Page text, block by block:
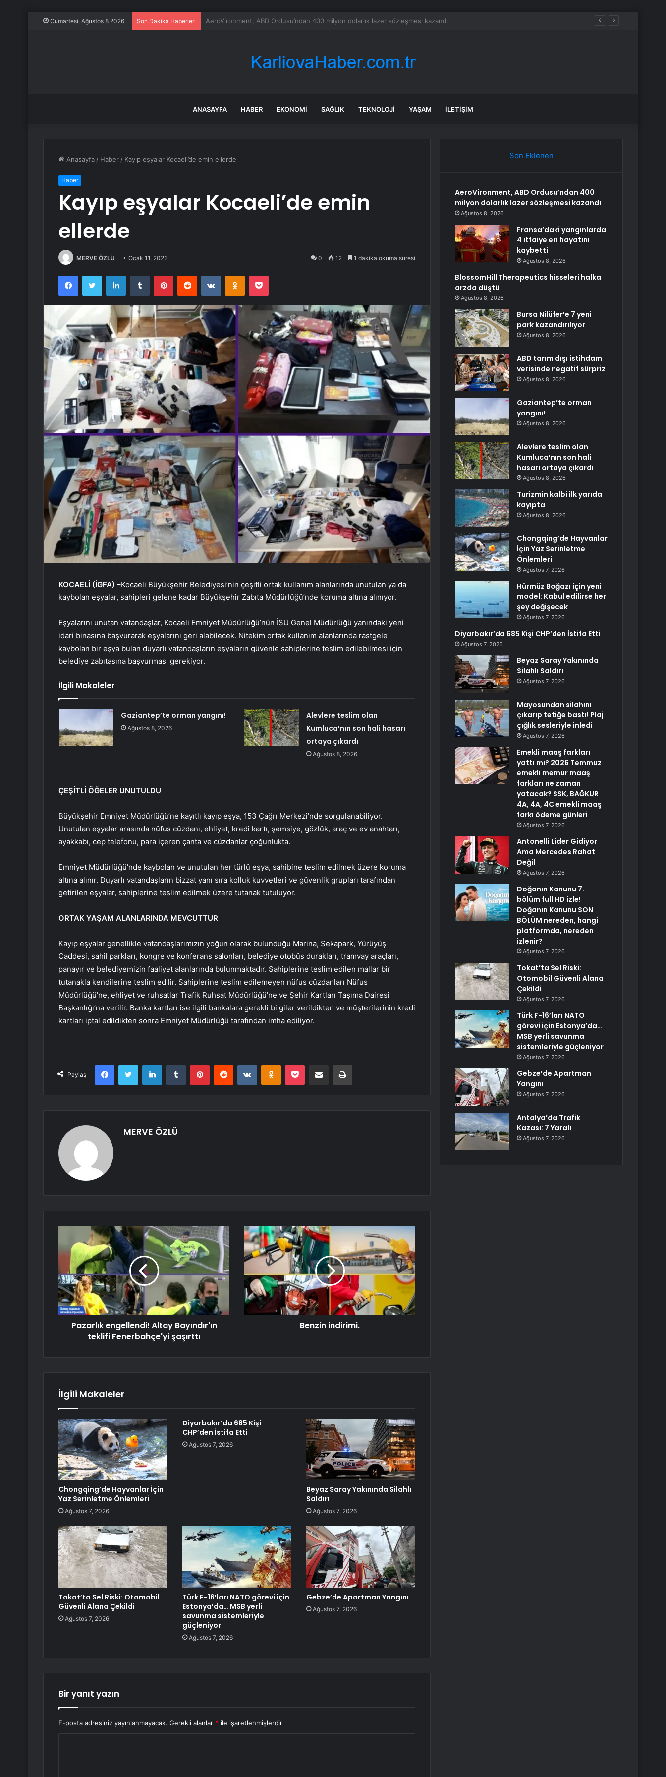
Cumartesi, Ağustos 8 2026 Son Dakika Haberleri Fransa’daki yangınlarda 4 itfaiye eri hayatını kaybetti
ANASAYFA HABER EKONOMI SAĞLIK TEKNOLOJI YAŞAM İLETIŞIM
Anasayfa / Haber / Kayıp eşyalar Kocaeli’de emin ellerde
Haber
Kayıp eşyalar Kocaeli’de emin
ellerde
MERVE ÖZLÜ Ocak 11, 2023 0 12 1 dakika okuma süresi
FacebookTwitter LinkedInTumblr PinterestReddit VKontakteOdnoklassniki
Pocket
KOCAELİ (İGFA) –Kocaeli Büyükşehir Belediyesi’nin çeşitli ortak kullanım alanlarında unutulan ya da
kaybolan eşyalar, sahipleri gelene kadar Büyükşehir Zabıta Müdürlüğü’nde koruma altına alınıyor.
Eşyalarını unutan vatandaşlar, Kocaeli Emniyet Müdürlüğü’nün İSU Genel Müdürlüğü yanındaki yeni
idari binasına başvurarak eşyalarını geri alabilecek. Nitekim ortak kullanım alanlarında rastgele
kaybolan bir eşya bulan duyarlı vatandaşların eşyaların güvenle sahiplerine teslim edilebilmesi için
belediye zabıtasına başvurması gerekiyor.
İlgili Makaleler
Gaziantep’te orman yangını!
Ağustos 8, 2026
Alevlere teslim olan
Kumluca’nın son hali hasarı
ortaya çıkardı
Ağustos 8, 2026
ÇEŞİTLİ ÖĞELER UNUTULDU
Büyükşehir Emniyet Müdürlüğü’ne kayıtlı kayıp eşya, 153 Çağrı Merkezi’nde sorgulanabiliyor.
Unutulan eşyalar arasında nüfus cüzdanı, ehliyet, kredi kartı, şemsiye, gözlük, araç ve ev anahtarı,
ayakkabı, cep telefonu, para içeren çanta ve cüzdanlar çoğunlukta.
Emniyet Müdürlüğü’nde kaybolan ve unutulan her türlü eşya, sahibine teslim edilmek üzere koruma
altına alınır. Duyarlı vatandaşların bizzat yanı sıra kolluk kuvvetleri ve güvenlik grupları tarafından
getirilen eşyalar, sahiplerine teslim edilmek üzere tutanak tutuluyor.
ORTAK YAŞAM ALANLARINDA MEVCUTTUR
Kayıp eşyalar genellikle vatandaşlarımızın yoğun olarak bulunduğu Marina, Sekapark, Yürüyüş
Caddesi, sahil parkları, kongre ve konferans salonları, belediye otobüs durakları, tramvay araçları,
panayır ve belediyemizin faaliyet alanlarında bulunmaktadır. Sahiplerine teslim edilen mallar bir
tutanakla kendilerine teslim edilir. Sahiplerine teslim edilemeyen nüfus cüzdanları Nüfus
Müdürlüğü’ne, ehliyet ve ruhsatlar Trafik Ruhsat Müdürlüğü’ne ve Şehir Kartları Taşıma Dairesi
Başkanlığı’na verilir. Banka kartları ise ilgili bankalara gerekli bilgiler verildikten ve müşterilerinin kredi
kartları iptal edildikten sonra Emniyet Müdürlüğü tarafından imha ediliyor.
Paylaş
FacebookTwitter LinkedInTumblr PinterestReddit VKontakteOdnoklassniki
Pocket E-Posta ile paylaş Yazdır
MERVE ÖZLÜ
Pazarlık engellendi! Altay Bayındır'ın
teklifi Fenerbahçe'yi şaşırttı
Benzin indirimi.
İlgili Makaleler
Chongqing’de Hayvanlar İçin
Yaz Serinletme Önlemleri
Ağustos 7, 2026
Diyarbakır’da 685 Kişi
CHP’den İstifa Etti
Ağustos 7, 2026
Beyaz Saray Yakınında Silahlı
Saldırı
Ağustos 7, 2026
Tokat’ta Sel Riski: Otomobil
Güvenli Alana Çekildi
Ağustos 7, 2026
Türk F-16’ları NATO görevi için
Estonya’da… MSB yerli
savunma sistemleriyle
güçleniyor
Ağustos 7, 2026
Gebze’de Apartman Yangını
Ağustos 7, 2026
Bir yanıt yazın
E-posta adresiniz yayınlanmayacak. Gerekli alanlar * ile işaretlenmişlerdir
Son Eklenen
AeroVironment, ABD Ordusu’ndan 400
milyon dolarlık lazer sözleşmesi kazandı
Ağustos 8, 2026
Fransa’daki yangınlarda
4 itfaiye eri hayatını
kaybetti
Ağustos 8, 2026
BlossomHill Therapeutics hisseleri halka
arzda düştü
Ağustos 8, 2026
Bursa Nilüfer’e 7 yeni
park kazandırılıyor
Ağustos 8, 2026
ABD tarım dışı istihdam
verisinde negatif sürpriz
Ağustos 8, 2026
Gaziantep’te orman
yangını!
Ağustos 8, 2026
Alevlere teslim olan
Kumluca’nın son hali
hasarı ortaya çıkardı
Ağustos 8, 2026
Turizmin kalbi ilk yarıda
kayıpta
Ağustos 8, 2026
Chongqing’de Hayvanlar
İçin Yaz Serinletme
Önlemleri
Ağustos 7, 2026
Hürmüz Boğazı için yeni
model: Kabul edilirse her
şey değişecek
Ağustos 7, 2026
Diyarbakır’da 685 Kişi CHP’den İstifa Etti
Ağustos 7, 2026
Beyaz Saray Yakınında
Silahlı Saldırı
Ağustos 7, 2026
Mayosundan silahını
çıkarıp tetiğe bastı! Plaj
çığlık sesleriyle inledi
Ağustos 7, 2026
Emekli maaş farkları
yattı mı? 2026 Temmuz
emekli memur maaş
farkları ne zaman
yatacak? SSK, BAĞKUR
4A, 4A, 4C emekli maaş
farkı ödeme günleri
Ağustos 7, 2026
Antonelli Lider Gidiyor
Ama Mercedes Rahat
Değil
Ağustos 7, 2026
Doğanın Kanunu 7.
bölüm full HD izle!
Doğanın Kanunu SON
BÖLÜM nereden, hangi
platformda, nereden
izlenir?
Ağustos 7, 2026
Tokat’ta Sel Riski:
Otomobil Güvenli Alana
Çekildi
Ağustos 7, 2026
Türk F-16’ları NATO
görevi için Estonya’da…
MSB yerli savunma
sistemleriyle güçleniyor
Ağustos 7, 2026
Gebze’de Apartman
Yangını
Ağustos 7, 2026
Antalya’da Trafik
Kazası: 7 Yaralı
Ağustos 7, 2026